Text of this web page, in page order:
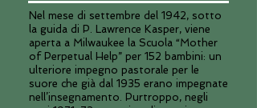
Nel mese di settembre del 1942, sotto
la guida di P. Lawrence Kasper, viene
aperta a Milwaukee la Scuola “Mother
of Perpetual Help” per 152 bambini: un
ulteriore impegno pastorale per le
suore che già dal 1935 erano impegnate
nell’insegnamento. Purtroppo, negli